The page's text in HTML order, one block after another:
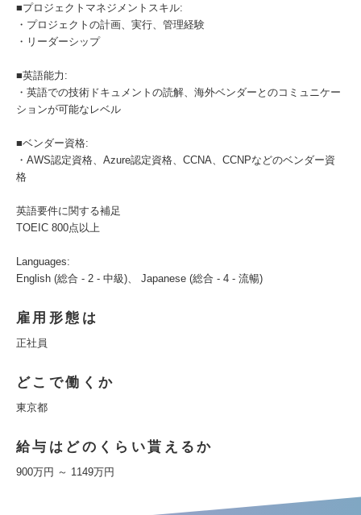
■プロジェクトマネジメントスキル:
・プロジェクトの計画、実行、管理経験
・リーダーシップ
■英語能力:
・英語での技術ドキュメントの読解、海外ベンダーとのコミュニケー
ションが可能なレベル
■ベンダー資格:
・AWS認定資格、Azure認定資格、CCNA、CCNPなどのベンダー資
格
英語要件に関する補足
TOEIC 800点以上
Languages:
English (総合 - 2 - 中級)、 Japanese (総合 - 4 - 流暢)
雇用形態は
正社員
どこで働くか
東京都
給与はどのくらい貰えるか
900万円 ～ 1149万円